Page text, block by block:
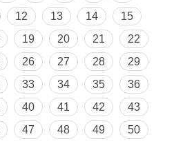
12 13 14
15
19 20 21
22
26 27 28
29
33 34 35
36
40 41 42
43
47 48 49
50